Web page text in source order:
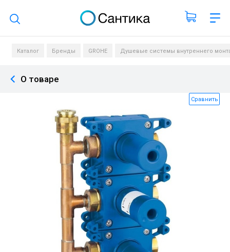
Поиск по каталогу
Каталог Бренды GROHE Душевые системы внутреннего
О товаре
Сравнить